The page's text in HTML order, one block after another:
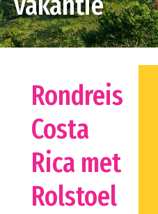
Rondreis
Costa
Rica met
Rolstoel